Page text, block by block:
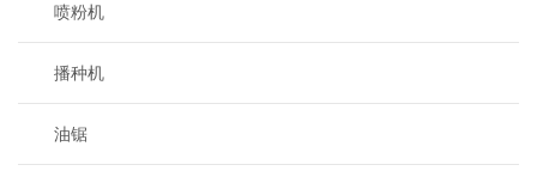
喷粉机
播种机
油锯